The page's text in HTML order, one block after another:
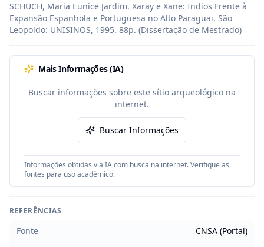
SCHUCH, Maria Eunice Jardim. Xaray e Xane: Indios Frente à
Expansão Espanhola e Portuguesa no Alto Paraguai. São
Leopoldo: UNISINOS, 1995. 88p. (Dissertação de Mestrado)
Mais Informações (IA)
Buscar informações sobre este sítio arqueológico na
internet.
Buscar Informações
Informações obtidas via IA com busca na internet. Verifique as
fontes para uso acadêmico.
REFERÊNCIAS
Fonte CNSA (Portal)